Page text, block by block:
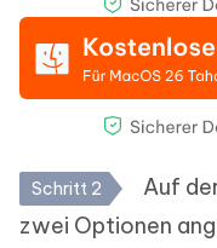
Schritt 2
Auf
zwei Optionen